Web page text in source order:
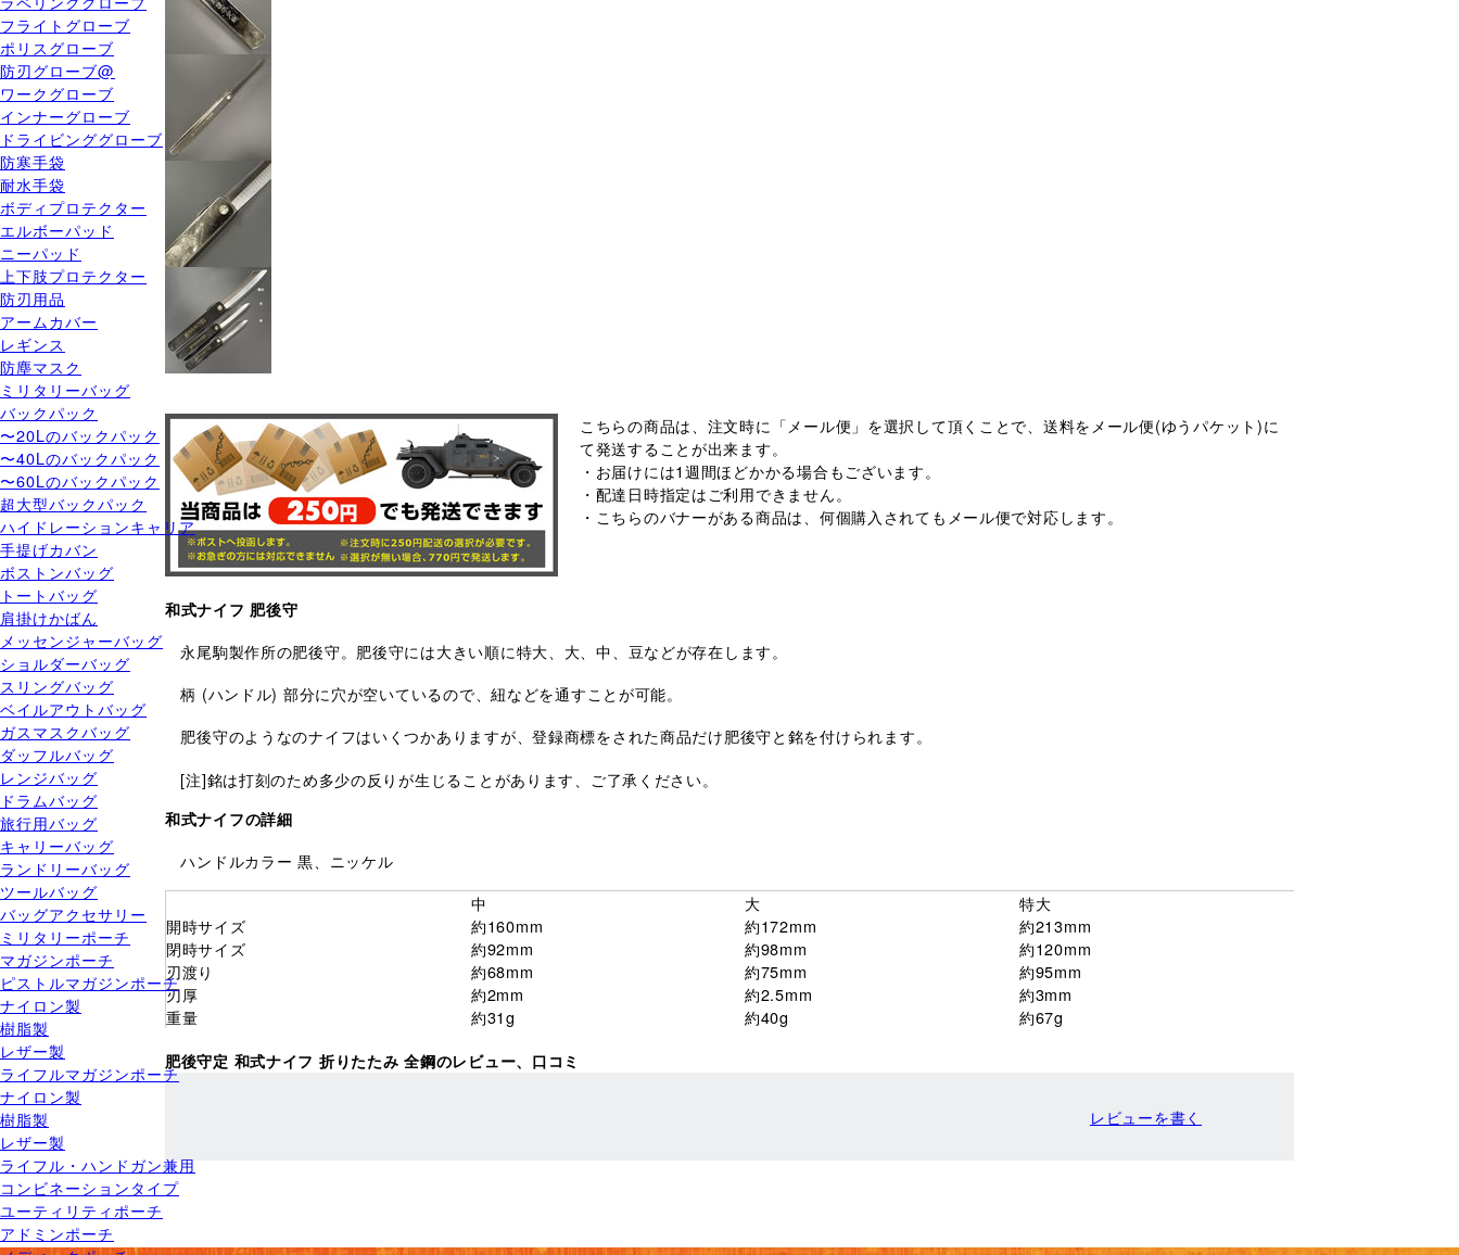
フライトグローブ
ポリスグローブ
防刃グローブ@
ワークグローブ
インナーグローブ
ドライビンググローブ
防寒手袋
耐水手袋
ボディプロテクター
エルボーパッド
ニーパッド
上下肢プロテクター
防刃用品
アームカバー
レギンス
防塵マスク
ミリタリーバッグ
バックパック
〜20Lのバックパック
〜40Lのバックパック
〜60Lのバックパック
超大型バックパック
ハイドレーションキャリア
手提げカバン
ボストンバッグ
トートバッグ
肩掛けかばん
メッセンジャーバッグ
ショルダーバッグ
スリングバッグ
ベイルアウトバッグ
ガスマスクバッグ
ダッフルバッグ
レンジバッグ
ドラムバッグ
旅行用バッグ
キャリーバッグ
ランドリーバッグ
ツールバッグ
バッグアクセサリー
ミリタリーポーチ
マガジンポーチ
ピストルマガジンポーチ
ナイロン製
樹脂製
レザー製
ライフルマガジンポーチ
ナイロン製
樹脂製
レザー製
ライフル・ハンドガン兼用
コンビネーションタイプ
ユーティリティポーチ
アドミンポーチ
こちらの商品は、注文時に「メール便」を選択して頂くことで、送料をメール便(ゆうパケット)に
て発送することが出来ます。
・お届けには1週間ほどかかる場合もございます。
・配達日時指定はご利用できません。
・こちらのバナーがある商品は、何個購入されてもメール便で対応します。
和式ナイフ 肥後守
永尾駒製作所の肥後守。肥後守には大きい順に特大、大、中、豆などが存在します。
柄 (ハンドル) 部分に穴が空いているので、紐などを通すことが可能。
肥後守のようなのナイフはいくつかありますが、登録商標をされた商品だけ肥後守と銘を付けられます。
[注]銘は打刻のため多少の反りが生じることがあります、ご了承ください。
和式ナイフの詳細
ハンドルカラー 黒、ニッケル
中
大
特大
開時サイズ
約160mm 約172mm
約213mm
閉時サイズ
約92mm 約98mm
約120mm
刃渡り
約68mm 約75mm
約95mm
刃厚
約2mm 約2.5mm
約3mm
重量
約31g 約40g 約67g
肥後守定 和式ナイフ 折りたたみ 全鋼のレビュー、口コミ
レビューを書く